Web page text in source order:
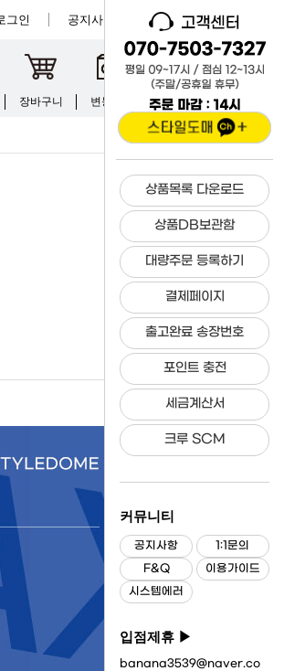
그인 공지사항 크루입점
장바구니 변동현황 문의하기
상품목록 다운로드
상품DB보관함
대량주문 등록하기
결제페이지
출고완료 송장번호
포인트 충전
세금계산서
크루 SCM
커뮤니티
공지사항
1:1문의
F&Q
이용가이드
시스템에러
입점제휴 ▶
banana3539@naver.co
23-04-19 17:36